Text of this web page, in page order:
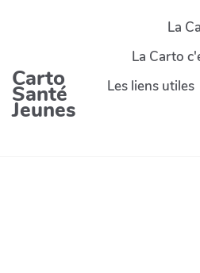
Carto
Santé
Jeunes
La
La Carto
Les liens utiles